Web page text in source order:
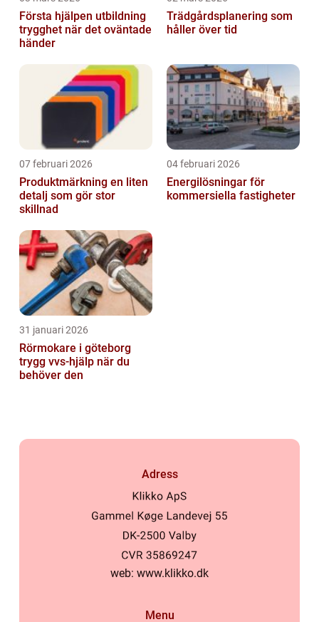
Första hjälpen utbildning
trygghet när det oväntade
händer
Trädgårdsplanering som
håller över tid
07 februari 2026
Produktmärkning en liten
detalj som gör stor
skillnad
04 februari 2026
Energilösningar för
kommersiella fastigheter
31 januari 2026
Rörmokare i göteborg
trygg vvs-hjälp när du
behöver den
Adress
web: www.klikko.dk
Menu